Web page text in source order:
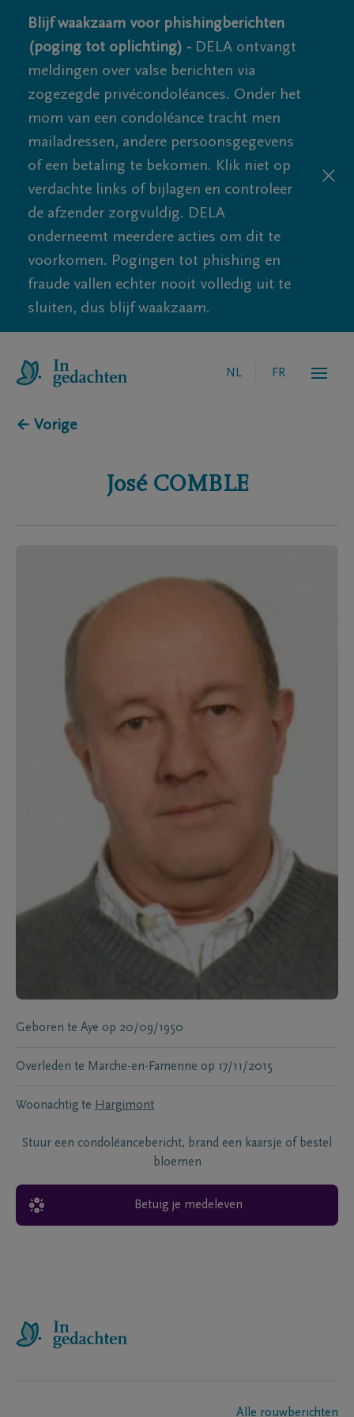
Blijf waakzaam voor phishingberichten
(poging tot oplichting) - DELA ontvangt
meldingen over valse berichten via
zogezegde privécondoléances. Onder het
mom van een condoléance tracht men
mailadressen, andere persoonsgegevens
of een betaling te bekomen. Klik niet op
verdachte links of bijlagen en controleer
de afzender zorgvuldig. DELA
onderneemt meerdere acties om dit te
voorkomen. Pogingen tot phishing en
fraude vallen echter nooit volledig uit te
sluiten, dus blijf waakzaam.
NL FR
← Vorige
José COMBLE
Geboren te Aye op 20/09/1950
Overleden te Marche-en-Famenne op 17/11/2015
Woonachtig te Hargimont
Stuur een condoléancebericht, brand een kaarsje of bestel
bloemen
Betuig je medeleven
Alle rouwberichten